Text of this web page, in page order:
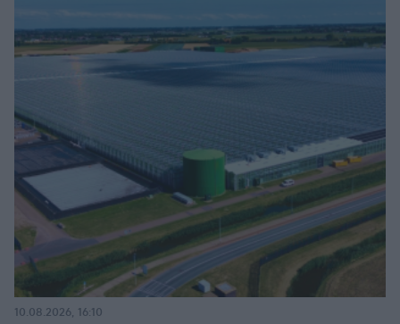
10.08.2026, 16:10